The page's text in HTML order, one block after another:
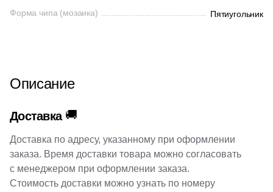
Прямоугольная
Шестиугольная
Восьмиугольная
Материал
Керамическая
Orro mosaic (135
Pamesa Ceramica (20)
Peronda (4)
Форма чипа (мозаика) Пятиугольник
Описание
Доставка 🚚
Доставка по адресу, указанному при оформлении
заказа. Время доставки товара можно согласовать
с менеджером при оформлении заказа.
Стоимость доставки можно узнать по номеру